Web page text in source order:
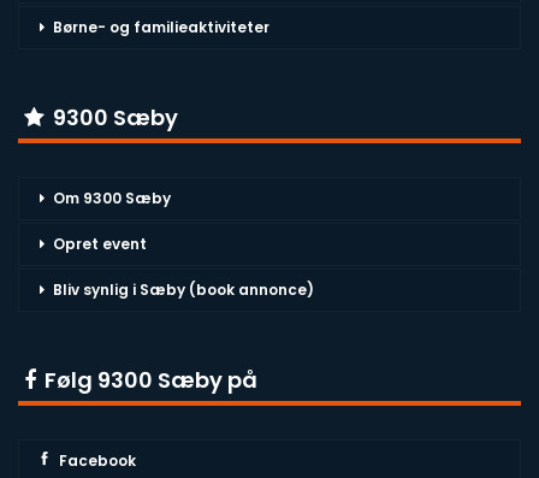
Børne- og familieaktiviteter
9300 Sæby
Om 9300 Sæby
Opret event
Bliv synlig i Sæby (book annonce)
Følg 9300 Sæby på
Facebook